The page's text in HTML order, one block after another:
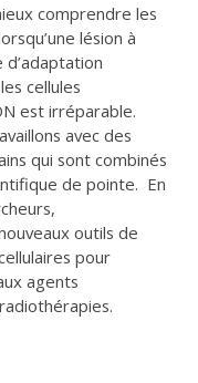
comprendre les
lésion à
d’adaptation
cellules
est irréparable.
avec des
qui sont combinés
de pointe. En
outils de
pour
agents